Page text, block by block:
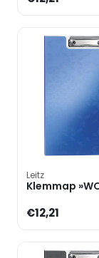
Leitz
Klemmap
€12,21